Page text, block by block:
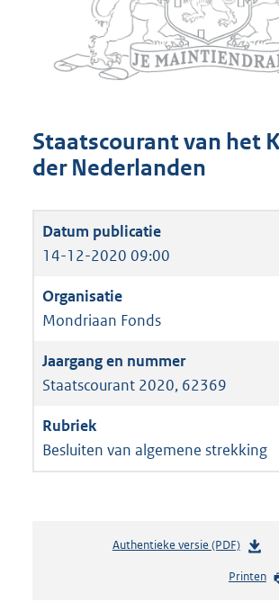
Staatscourant van het
der Nederlanden
14-12-2020 09:00
Mondriaan Fonds
Staatscourant 2020, 62369
Besluiten van algemene strekking
Authentieke versie (PDF)b
s
Printen